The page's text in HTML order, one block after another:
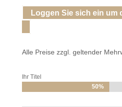
Loggen Sie sich ein um
Alle Preise zzgl. geltender
Ihr Titel
50%
50%